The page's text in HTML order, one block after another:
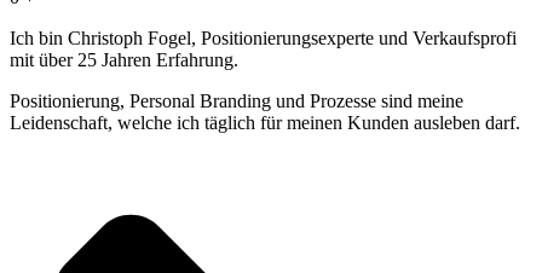
Ich bin Christoph Fogel, Positionierungsexperte und Verkaufsprofi
mit über 25 Jahren Erfahrung.
Positionierung, Personal Branding und Prozesse sind meine
Leidenschaft, welche ich täglich für meinen Kunden ausleben darf.